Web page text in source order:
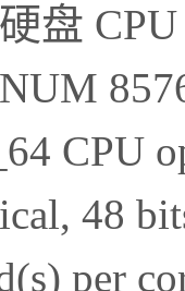
盘
CPU
48
per